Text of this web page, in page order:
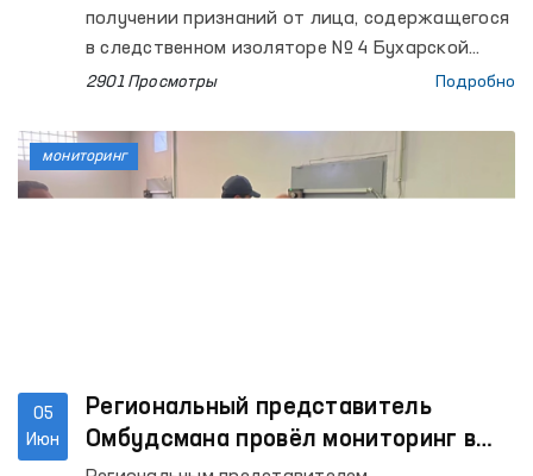
получении признаний от лица, содержащегося
в следственном изоляторе № 4 Бухарской
области.
2901 Просмотры Подробно
05
Июн
Региональный представитель
Омбудсмана провёл мониторинг в
мониторинг